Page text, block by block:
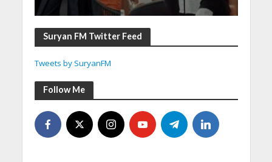
Suryan FM Twitter Feed
Tweets by SuryanFM
Follow Me